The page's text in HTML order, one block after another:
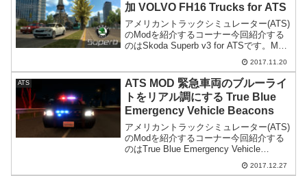
加 VOLVO FH16 Trucks for ATS
アメリカントラックシミュレーター(ATS)
のModを紹介するコーナー今回紹介する
のはSkoda Superb v3 for ATSです。Mod
の導入は全て自己責任です。万が一何か
が起こっても一切責任は持てません。ま
たModに関する質問にはお...
2017.11.20
ATS
ATS MOD 緊急車両のブルーライ
トをリアル調にする True Blue
Emergency Vehicle Beacons
アメリカントラックシミュレーター(ATS)
のModを紹介するコーナー今回紹介する
のはTrue Blue Emergency Vehicle
Beaconsです。True Blue Emergency2017.12.27